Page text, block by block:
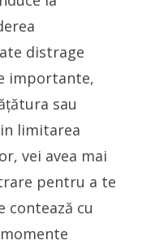
distrage
importante,
sau
limitarea
vei avea mai
pentru a te
contează cu